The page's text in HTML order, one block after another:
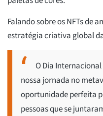
Falando sobre os NFTs de
estratégia criativa global
O Dia
nossa jornada no
oportunidade perfeita
pessoas que se